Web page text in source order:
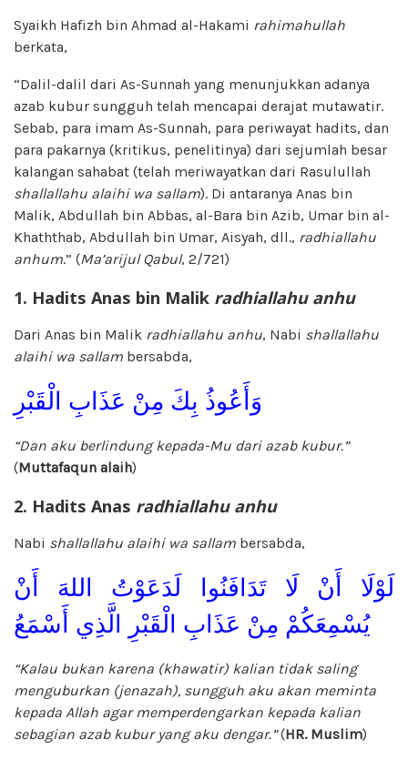
Syaikh Hafizh bin Ahmad al-Hakami rahimahullah
berkata,
“Dalil-dalil dari As-Sunnah yang menunjukkan adanya
azab kubur sungguh telah mencapai derajat mutawatir.
Sebab, para imam As-Sunnah, para periwayat hadits, dan
para pakarnya (kritikus, penelitinya) dari sejumlah besar
kalangan sahabat (telah meriwayatkan dari Rasulullah
shallallahu alaihi wa sallam). Di antaranya Anas bin
Malik, Abdullah bin Abbas, al-Bara bin Azib, Umar bin al-
Khaththab, Abdullah bin Umar, Aisyah, dll., radhiallahu
anhum.” (Ma’arijul Qabul, 2/721)
1. Hadits Anas bin Malik radhiallahu anhu
Dari Anas bin Malik radhiallahu anhu, Nabi shallallahu
alaihi wa sallam bersabda,
وَأَعُوذُ بِكَ مِنْ عَذَابِ الْقَبْرِ
“Dan aku berlindung kepada-Mu dari azab kubur.”
(Muttafaqun alaih)
2. Hadits Anas radhiallahu anhu
Nabi shallallahu alaihi wa sallam bersabda,
لَوْلَا أَنْ لَا تَدَافَنُوا لَدَعَوْتُ اللهَ أَنْ
يُسْمِعَكُمْ مِنْ عَذَابِ الْقَبْرِ الَّذِي أَسْمَعُ
“Kalau bukan karena (khawatir) kalian tidak saling
menguburkan (jenazah), sungguh aku akan meminta
kepada Allah agar memperdengarkan kepada kalian
sebagian azab kubur yang aku dengar.”(HR. Muslim)